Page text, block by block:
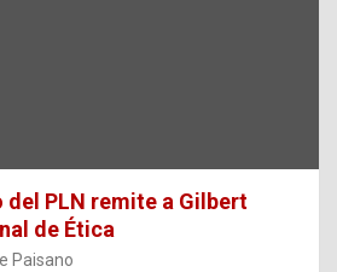
PLN remite a Gilbert
de Ética
Paisano